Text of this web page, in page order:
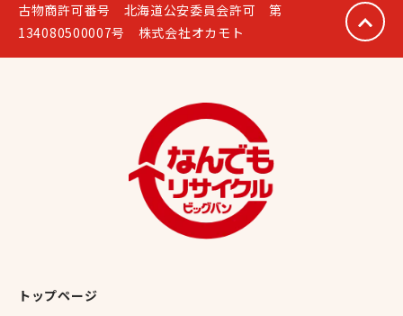
古物商許可番号 北海道公安委員会許可 第
134080500007号 株式会社オカモト
トップページ